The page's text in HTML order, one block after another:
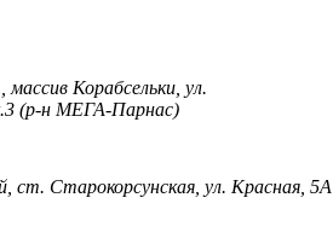
массив Корабсельки, ул.
(р-н МЕГА-Парнас)
ст. Старокорсунская, ул. Красная, 5А